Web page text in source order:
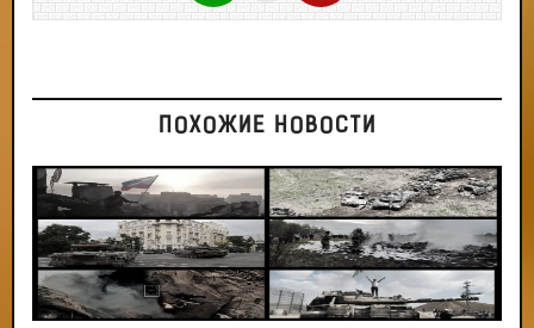
ПОХОЖИЕ НОВОСТИ